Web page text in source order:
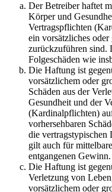
Der Betreiber haftet
Körper und
Vertragspflichten
ein vorsätzliches
zurückzuführen sind.
Folgeschäden wie
Die Haftung ist
vorsätzlichem oder
Schäden aus der
Gesundheit und der
(Kardinalpflichten)
vorhersehbaren
die vertragstypischen
gilt auch für
entgangenen Gewinn.
Die Haftung ist
Verletzung von
vorsätzlichem oder